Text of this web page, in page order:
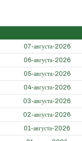
07-августа-2026
06-августа-2026
05-августа-2026
04-августа-2026
03-августа-2026
02-августа-2026
01-августа-2026